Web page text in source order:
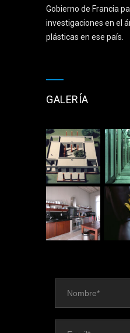
Gobierno de Francia
investigaciones en el
plásticas en ese país.
GALERÍA